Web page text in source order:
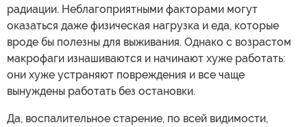
радиации. Неблагоприятными факторами могут
оказаться даже физическая нагрузка и еда, которые
вроде бы полезны для выживания. Однако с возрастом
макрофаги изнашиваются и начинают хуже работать:
они хуже устраняют повреждения и все чаще
вынуждены работать без остановки.
Да, воспалительное старение, по всей видимости,